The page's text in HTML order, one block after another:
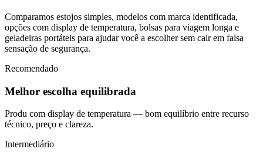
Comparamos estojos simples, modelos com marca identificada,
opções com display de temperatura, bolsas para viagem longa e
geladeiras portáteis para ajudar você a escolher sem cair em falsa
sensação de segurança.
Recomendado
Melhor escolha equilibrada
Produ com display de temperatura — bom equilíbrio entre recurso
técnico, preço e clareza.
Intermediário